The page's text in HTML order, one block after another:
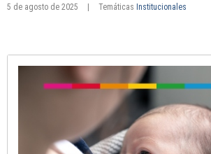
5 de agosto de 2025 Temáticas Institucionales